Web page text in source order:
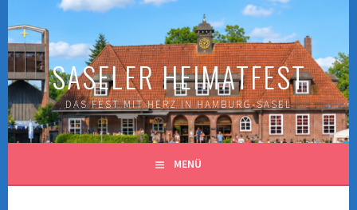
zum
Inhalt
SASELER HEIMATFEST
DAS FEST MIT HERZ IN HAMBURG-SASEL
MENÜ